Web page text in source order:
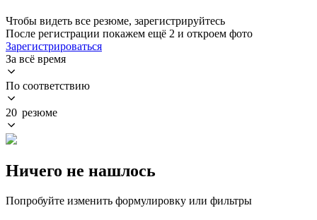
Чтобы видеть все резюме, зарегистрируйтесь
После регистрации покажем ещё 2 и откроем фото
Зарегистрироваться
За всё время
По соответствию
20 резюме
Ничего не нашлось
Попробуйте изменить формулировку или фильтры